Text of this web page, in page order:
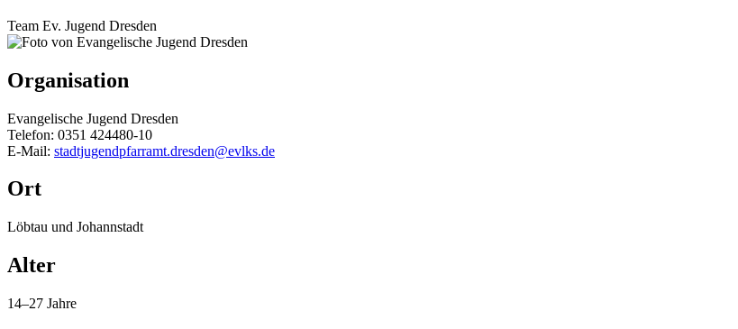
Team Ev. Jugend Dresden
Organisation
Evangelische Jugend Dresden
Telefon: 0351 424480-10
E-Mail: stadtjugendpfarramt.dresden@evlks.de
Ort
Löbtau und Johannstadt
Alter
14–27 Jahre